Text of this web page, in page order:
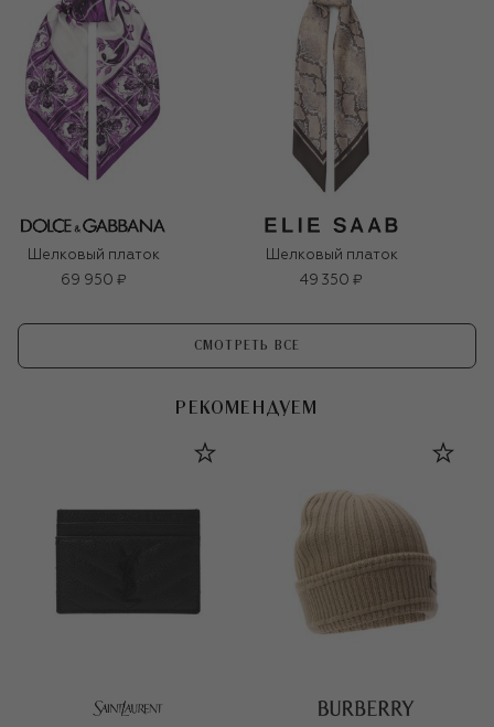
Шелковый платок
69 950 ₽
Шелковый платок
49 350 ₽
СМОТРЕТЬ ВСЕ
РЕКОМЕНДУЕМ